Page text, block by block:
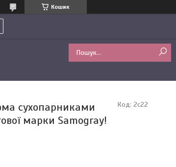
Кошик
сухопарниками
марки Samogray!
Код: 2с22